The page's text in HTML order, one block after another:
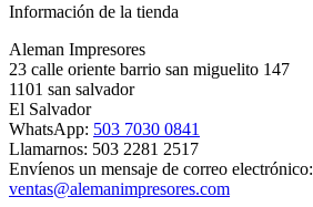
Información de la tienda
Aleman Impresores
23 calle oriente barrio san miguelito 147
1101 san salvador
El Salvador
WhatsApp: 503 7030 0841
Llamarnos: 503 2281 2517
Envíenos un mensaje de correo electrónico:
ventas@alemanimpresores.com